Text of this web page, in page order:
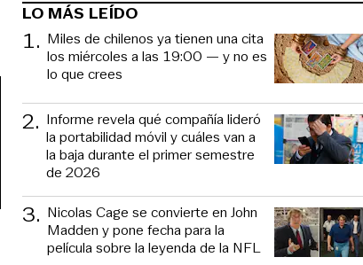
LO MÁS LEÍDO
1. Miles de chilenos ya tienen una cita
los miércoles a las 19:00 — y no es
lo que crees
2. Informe revela qué compañía lideró
la portabilidad móvil y cuáles van a
la baja durante el primer semestre
de 2026
3. Nicolas Cage se convierte en John
Madden y pone fecha para la
película sobre la leyenda de la NFL